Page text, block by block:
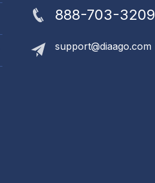
888-703-3209
support@diaago.com